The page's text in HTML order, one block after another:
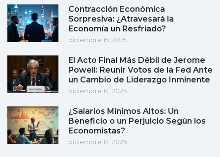
Contracción Económica
Sorpresiva: ¿Atravesará la
Economía un Resfriado?
diciembre 15, 2025
El Acto Final Más Débil de Jerome
Powell: Reunir Votos de la Fed Ante
un Cambio de Liderazgo Inminente
diciembre 14, 2025
¿Salarios Mínimos Altos: Un
Beneficio o un Perjuicio Según los
Economistas?
diciembre 14, 2025